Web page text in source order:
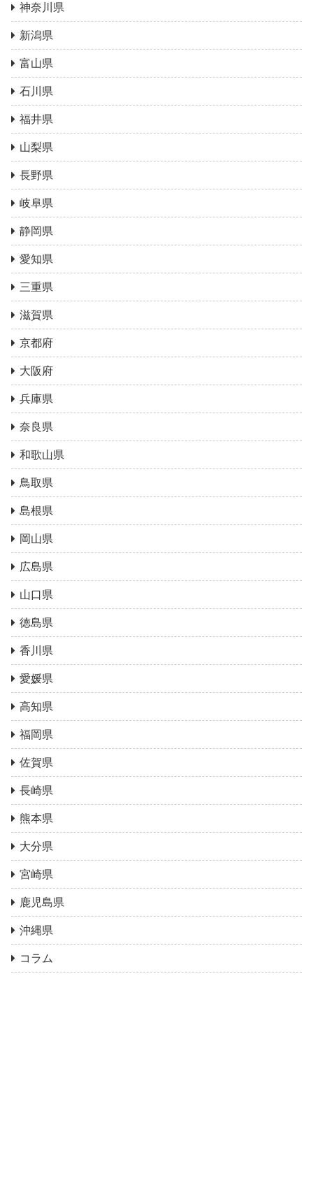
神奈川県
新潟県
富山県
石川県
福井県
山梨県
長野県
岐阜県
静岡県
愛知県
三重県
滋賀県
京都府
大阪府
兵庫県
奈良県
和歌山県
鳥取県
島根県
岡山県
広島県
山口県
徳島県
香川県
愛媛県
高知県
福岡県
佐賀県
長崎県
熊本県
大分県
宮崎県
鹿児島県
沖縄県
コラム